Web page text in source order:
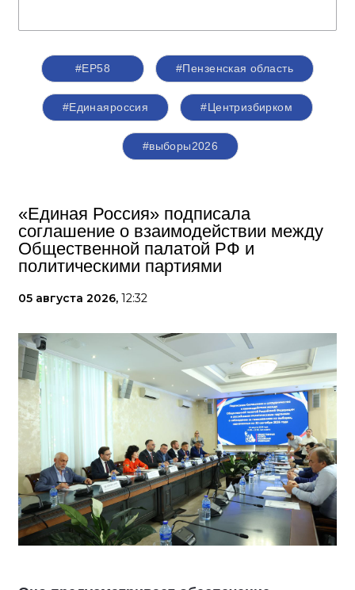
#ЕР58 #Пензенская область
#Единаяроссия #Центризбирком
#выборы2026
«Единая Россия» подписала
соглашение о взаимодействии между
Общественной палатой РФ и
политическими партиями
05 августа 2026, 12:32